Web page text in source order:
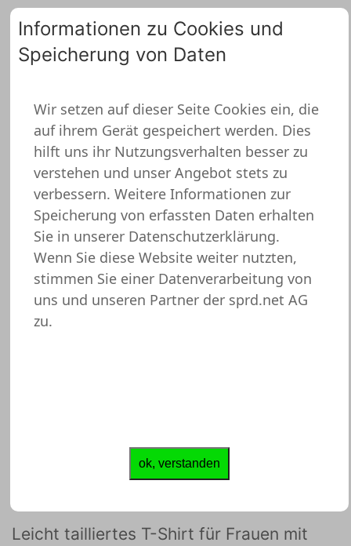
ZURÜCK ZUR ÜBERSICHT
Leicht tailliertes T-Shirt für Frauen mit
Informationen zu Cookies und
Speicherung von Daten
Wir setzen auf dieser Seite Cookies ein, die
auf ihrem Gerät gespeichert werden. Dies
hilft uns ihr Nutzungsverhalten besser zu
verstehen und unser Angebot stets zu
verbessern. Weitere Informationen zur
Speicherung von erfassten Daten erhalten
Sie in unserer Datenschutzerklärung.
Wenn Sie diese Website weiter nutzten,
stimmen Sie einer Datenverarbeitung von
uns und unseren Partner der sprd.net AG
zu.
ok, verstanden